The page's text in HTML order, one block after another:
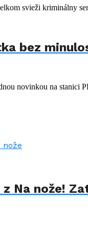
svieži kriminálny
bez
novinkou na stanici
Na nože!